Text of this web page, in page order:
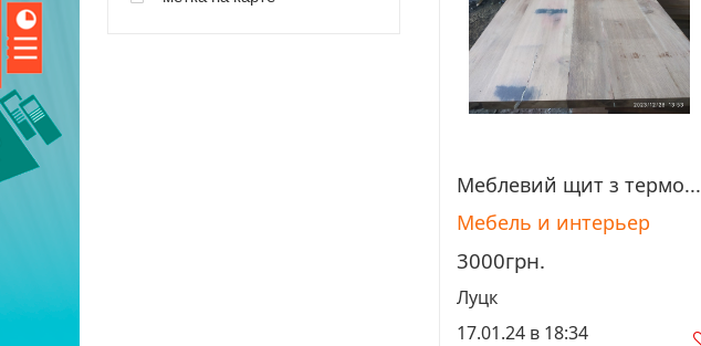
Просмотреть
Меблевий щит з термо...
Мебель и интерьер
3000грн.
Луцк
17.01.24 в 18:34